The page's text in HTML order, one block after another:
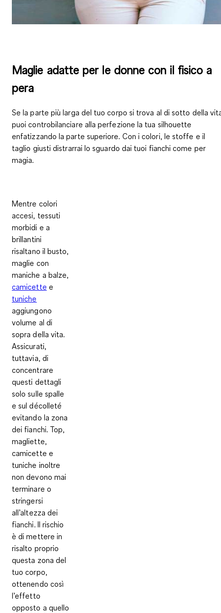
Maglie adatte per le donne con il fisico a
pera
Se la parte più larga del tuo corpo si trova al di sotto della
puoi controbilanciare alla perfezione la tua silhouette
enfatizzando la parte superiore. Con i colori, le stoffe e il
taglio giusti distrarrai lo sguardo dai tuoi fianchi come per
magia.
Mentre colori
accesi, tessuti
morbidi e a
brillantini
risaltano il busto,
maglie con
maniche a balze,
camicette e
tuniche
aggiungono
volume al di
sopra della vita.
Assicurati,
tuttavia, di
concentrare
questi dettagli
solo sulle spalle
e sul décolleté
evitando la zona
dei fianchi. Top,
magliette,
camicette e
tuniche inoltre
non devono mai
terminare o
stringersi
all’altezza dei
fianchi. Il rischio
è di mettere in
risalto proprio
questa zona del
tuo corpo,
ottenendo così
l’effetto
opposto a quello